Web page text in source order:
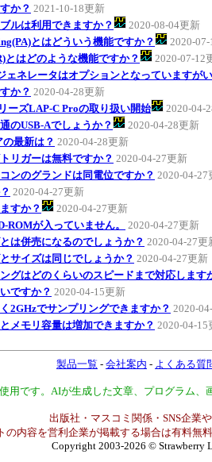
か？ 2021-10-18更新
ルは利用できますか？
2020-08-04更新
とはどういう機能ですか？
2020-
とはどのような機能ですか？
2020-07-12
ェネレータはオプションとなっていますが
か？ 2020-04-28更新
ーズLAP-C Proの取り扱い開始
2020-04-
のUSB-Aでしょうか？
2020-04-28更新
最新は？ 2020-04-28更新
リガーは無料ですか？ 2020-04-27更新
ンのグランドは同電位ですか？ 2020-04-27
2020-04-27更新
すか？
2020-04-27更新
ROMが入っていません。
2020-04-27更新
は併売になるのでしょうか？ 2020-04-27更
サイズは同じでしょうか？ 2020-04-27更新
グはどのくらいのスピードまで対応します
ですか？ 2020-04-15更新
2GHzでサンプリングできますか？ 2020-
メモリ容量は増加できますか？ 2020-04-15
製品一覧 - 会社案内 - よくある質
用です。AIが生成した文章、プログラム
出版社・マスコミ関係・SNS企業
の内容を営利企業が掲載する場合は有料無
Copyright 2003-2026 © Strawberry